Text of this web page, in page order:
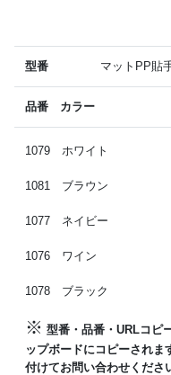
型番 マットPP貼
品番 カラー
1079 ホワイト
1081 ブラウン
1077 ネイビー
1076 ワイン
1078 ブラック
※ 型番・品番・URLコピ
ップボードにコピーされま
付けてお問い合わせくださ